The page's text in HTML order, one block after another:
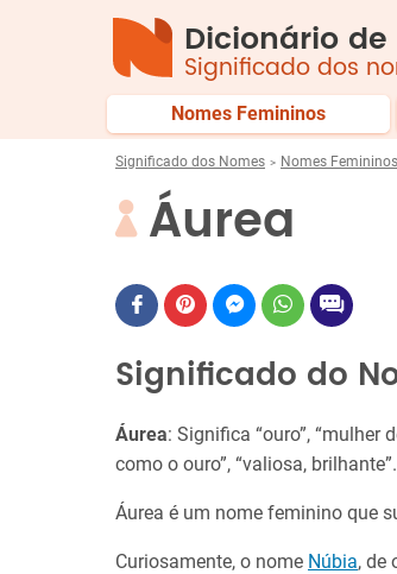
Dicionário
Significado dos
Nomes Femininos
Significado dos Nomes Nomes Femininos
Áurea
Significado do
Áurea: Significa “ouro”, “mulher
como o ouro”, “valiosa, brilhante”.
Áurea é um nome feminino que
Curiosamente, o nome Núbia, de